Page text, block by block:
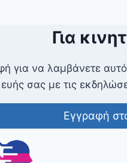
Για
για να λαμβάνετε
σας με τις
Εγγραφή